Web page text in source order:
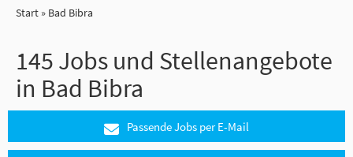
Start Bad Bibra
145 Jobs und Stellenangebote
in Bad Bibra
Passende Jobs per E-Mail